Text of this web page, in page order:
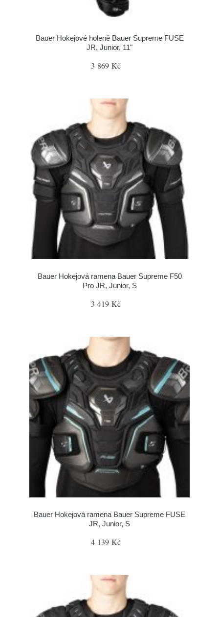
Bauer Hokejové holeně Bauer Supreme FUSE
JR, Junior, 11"
3 869 Kč
Bauer Hokejová ramena Bauer Supreme F50
Pro JR, Junior, S
3 419 Kč
Bauer Hokejová ramena Bauer Supreme FUSE
JR, Junior, S
4 139 Kč